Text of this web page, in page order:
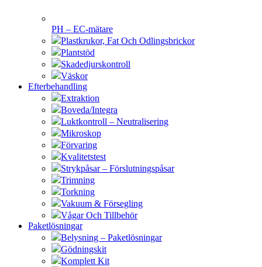
PH – EC-mätare
Plastkrukor, Fat Och Odlingsbrickor
Plantstöd
Skadedjurskontroll
Väskor
Efterbehandling
Extraktion
Boveda/Integra
Luktkontroll – Neutralisering
Mikroskop
Förvaring
Kvalitetstest
Strykpåsar – Förslutningspåsar
Trimning
Torkning
Vakuum & Försegling
Vågar Och Tillbehör
Paketlösningar
Belysning – Paketlösningar
Gödningskit
Komplett Kit